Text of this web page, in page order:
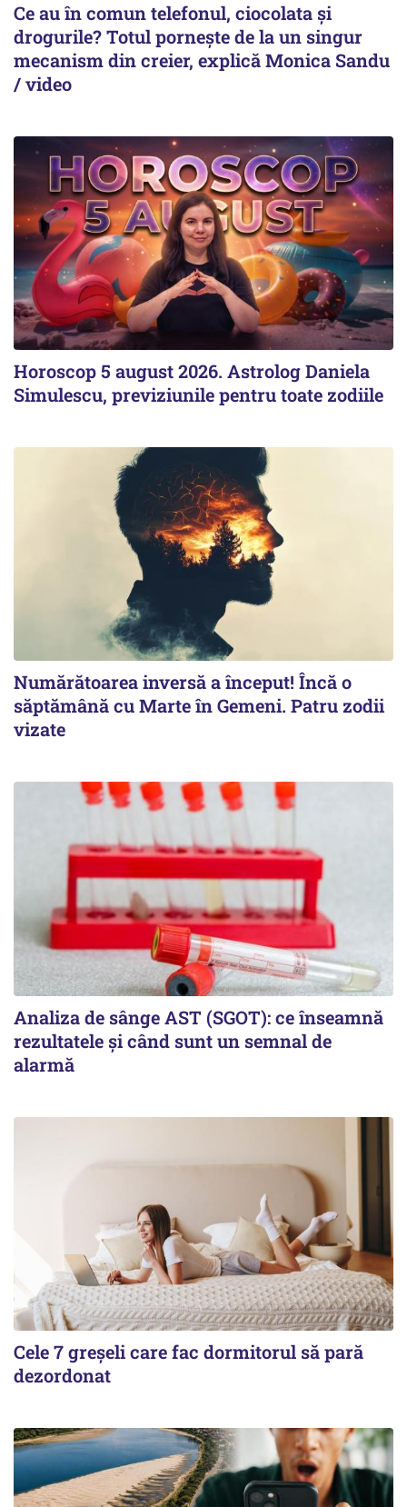
Ce au în comun telefonul, ciocolata și
drogurile? Totul pornește de la un singur
mecanism din creier, explică Monica Sandu
/ video
Horoscop 5 august 2026. Astrolog Daniela
Simulescu, previziunile pentru toate zodiile
Numărătoarea inversă a început! Încă o
săptămână cu Marte în Gemeni. Patru zodii
vizate
Analiza de sânge AST (SGOT): ce înseamnă
rezultatele și când sunt un semnal de
alarmă
Cele 7 greșeli care fac dormitorul să pară
dezordonat